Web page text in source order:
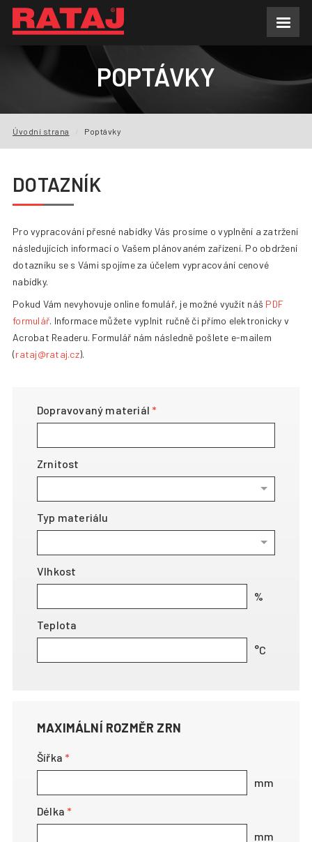
AKTUALITY
VÝROBNÍ PROGRAM
REFERENCE
FAQ
KONTAKTY
+420 387 240 910 rataj@rataj.cz
POPTÁVKY
Úvodní strana Poptávky
DOTAZNÍK
Pro vypracování přesné nabídky Vás prosíme o vyplnění a zatržení
následujících informací o Vašem plánovaném zařízení. Po obdržení
dotazníku se s Vámi spojíme za účelem vypracování cenové
nabídky.
Pokud Vám nevyhovuje online fomulář, je možné využít náš PDF
formulář. Informace můžete vyplnit ručně či přímo elektronicky v
Acrobat Readeru. Formulář nám následně pošlete e-mailem
(rataj@rataj.cz).
Dopravovaný materiál
Zrnitost
Typ materiálu
Vlhkost
Teplota
MAXIMÁLNÍ ROZMĚR ZRN
Šířka
Délka